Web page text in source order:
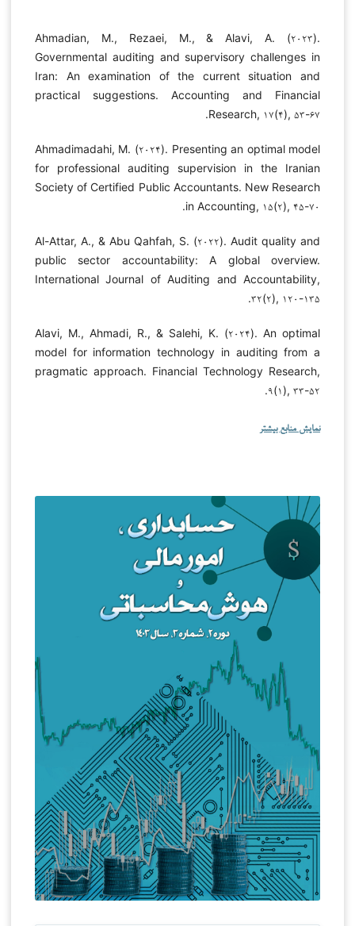
Ahmadian, M., Rezaei, M., & Alavi, A. (۲۰۲۳).
Governmental auditing and supervisory challenges in
Iran: An examination of the current situation and
practical suggestions. Accounting and Financial
Research, ۱۷(۴), ۵۳-۶۷.
Ahmadimadahi, M. (۲۰۲۴). Presenting an optimal model
for professional auditing supervision in the Iranian
Society of Certified Public Accountants. New Research
in Accounting, ۱۵(۲), ۴۵-۷۰.
Al-Attar, A., & Abu Qahfah, S. (۲۰۲۲). Audit quality and
public sector accountability: A global overview.
International Journal of Auditing and Accountability,
۳۲(۲), ۱۲۰-۱۳۵.
Alavi, M., Ahmadi, R., & Salehi, K. (۲۰۲۴). An optimal
model for information technology in auditing from a
pragmatic approach. Financial Technology Research,
۹(۱), ۳۳-۵۲.
نمایش منابع بیشتر